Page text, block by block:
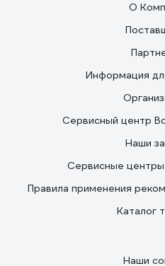
О
Информация
Сервисный центр
Наши
Сервисные
Правила применения
Каталог
Наши